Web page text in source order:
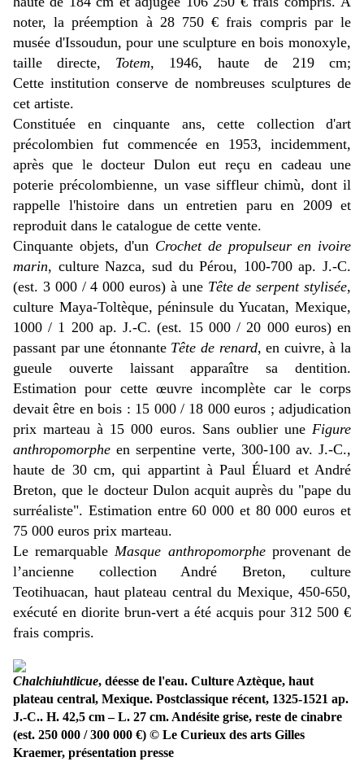
noter, la préemption à 28 750 € frais compris par le
musée d'Issoudun, pour une sculpture en bois monoxyle,
taille directe, Totem, 1946, haute de 219 cm;
Cette institution conserve de nombreuses sculptures de
cet artiste.
Constituée en cinquante ans, cette collection d'art
précolombien fut commencée en 1953, incidemment,
après que le docteur Dulon eut reçu en cadeau une
poterie précolombienne, un vase siffleur chimù, dont il
rappelle l'histoire dans un entretien paru en 2009 et
reproduit dans le catalogue de cette vente.
Cinquante objets, d'un Crochet de propulseur en ivoire
marin, culture Nazca, sud du Pérou, 100-700 ap. J.-C.
(est. 3 000 / 4 000 euros) à une Tête de serpent stylisée,
culture Maya-Toltèque, péninsule du Yucatan, Mexique,
1000 / 1 200 ap. J.-C. (est. 15 000 / 20 000 euros) en
passant par une étonnante Tête de renard, en cuivre, à la
gueule ouverte laissant apparaître sa dentition.
Estimation pour cette œuvre incomplète car le corps
devait être en bois : 15 000 / 18 000 euros ; adjudication
prix marteau à 15 000 euros. Sans oublier une Figure
anthropomorphe en serpentine verte, 300-100 av. J.-C.,
haute de 30 cm, qui appartint à Paul Éluard et André
Breton, que le docteur Dulon acquit auprès du "pape du
surréaliste". Estimation entre 60 000 et 80 000 euros et
75 000 euros prix marteau.
Le remarquable Masque anthropomorpheprovenant de
l’ancienne collection André Breton, culture
Teotihuacan, haut plateau central du Mexique, 450-650,
exécuté en diorite brun-vert a été acquis pour 312 500 €
frais compris.
Chalchiuhtlicue, déesse de l'eau. Culture Aztèque, haut
plateau central, Mexique. Postclassique récent, 1325-1521 ap.
J.-C.. H. 42,5 cm – L. 27 cm. Andésite grise, reste de cinabre
(est. 250 000 / 300 000 €) © Le Curieux des arts Gilles
Kraemer, présentation presse